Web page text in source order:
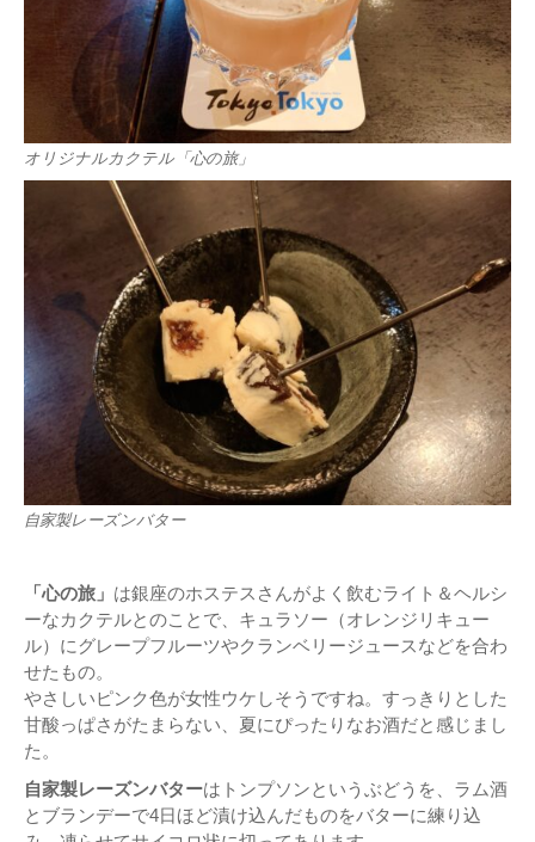
オリジナルカクテル「心の旅」
自家製レーズンバター
「心の旅」 は銀座のホステスさんがよく飲むライト＆ヘルシ
ーなカクテルとのことで、キュラソー（オレンジリキュー
ル）にグレープフルーツやクランベリージュースなどを合わ
せたもの。
やさしいピンク色が女性ウケしそうですね。すっきりとした
甘酸っぱさがたまらない、夏にぴったりなお酒だと感じまし
た。
自家製レーズンバターはトンプソンというぶどうを、ラム酒
とブランデーで4日ほど漬け込んだものをバターに練り込